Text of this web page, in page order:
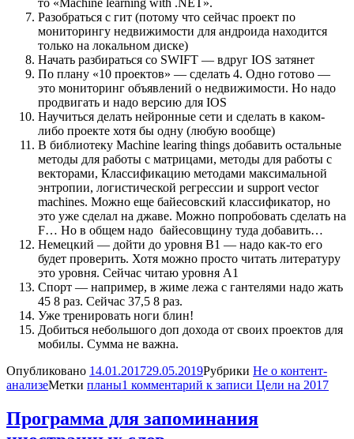
то «Machine learning with .NET».
Разобраться с гит (потому что сейчас проект по
мониторингу недвижимости для андроида находится
только на локальном диске)
Начать разбираться со SWIFT — вдруг IOS затянет
По плану «10 проектов» — сделать 4. Одно готово —
это мониторинг объявлений о недвижимости. Но надо
продвигать и надо версию для IOS
Научиться делать нейронные сети и сделать в каком-
либо проекте хотя бы одну (любую вообще)
В библиотеку Machine learing things добавить остальные
методы для работы с матрицами, методы для работы с
векторами, Классификацию методами максимальной
энтропии, логистической регрессии и support vector
machines. Можно еще байесовский классификатор, но
это уже сделал на джаве. Можно попробовать сделать на
F… Но в общем надо байесовщину туда добавить…
Немецкий — дойти до уровня B1 — надо как-то его
будет проверить. Хотя можно просто читать литературу
это уровня. Сейчас читаю уровня A1
Спорт — например, в жиме лежа с гантелями надо жать
45 8 раз. Сейчас 37,5 8 раз.
Уже тренировать ноги блин!
Добиться небольшого доп дохода от своих проектов для
мобилы. Сумма не важна.
Опубликовано 14.01.201729.05.2019Рубрики Не о контент-
анализеМетки планы1 комментарий к записи Цели на 2017
Программа для запоминания